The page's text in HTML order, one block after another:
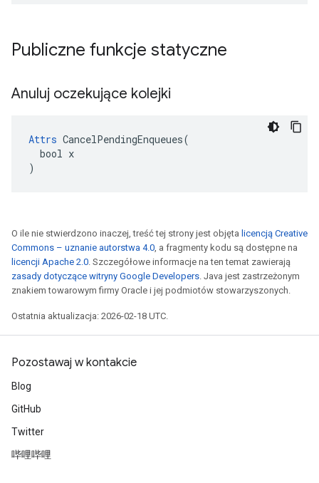
Publiczne funkcje statyczne
Anuluj oczekujące kolejki
Attrs CancelPendingEnqueues(
  bool x
)
O ile nie stwierdzono inaczej, treść tej strony jest objęta licencją Creative
Commons – uznanie autorstwa 4.0, a fragmenty kodu są dostępne na
licencji Apache 2.0. Szczegółowe informacje na ten temat zawierają
zasady dotyczące witryny Google Developers. Java jest zastrzeżonym
znakiem towarowym firmy Oracle i jej podmiotów stowarzyszonych.
Ostatnia aktualizacja: 2026-02-18 UTC.
Pozostawaj w kontakcie
Blog
GitHub
Twitter
哔哩哔哩